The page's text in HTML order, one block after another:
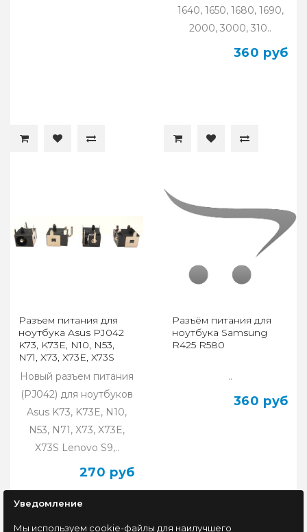
1640, 1650, 1680, 1690,
2000, 3000, 310..
360 руб
Разъем питания для
ноутбука Asus PJ042
K73, K73E, N10, N53,
N71, X73, X73E, X73S
Новый разъем питания
(PJ042) для ноутбуков
Asus K73, K73E, N10,
N53, N71, X73, X73E,
X73S Lenovo S9,..
270 руб
Разъём питания для
ноутбука Samsung
R425 R580
..
360 руб
Уведомление
Мы используем cookie-файлы для наилучшего